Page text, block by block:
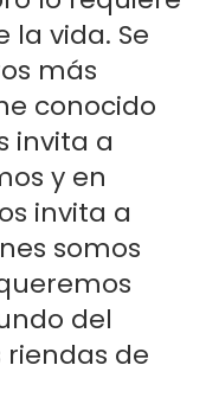
la vida. Se
más
conocido
invita a
y en
invita a
somos
del
de